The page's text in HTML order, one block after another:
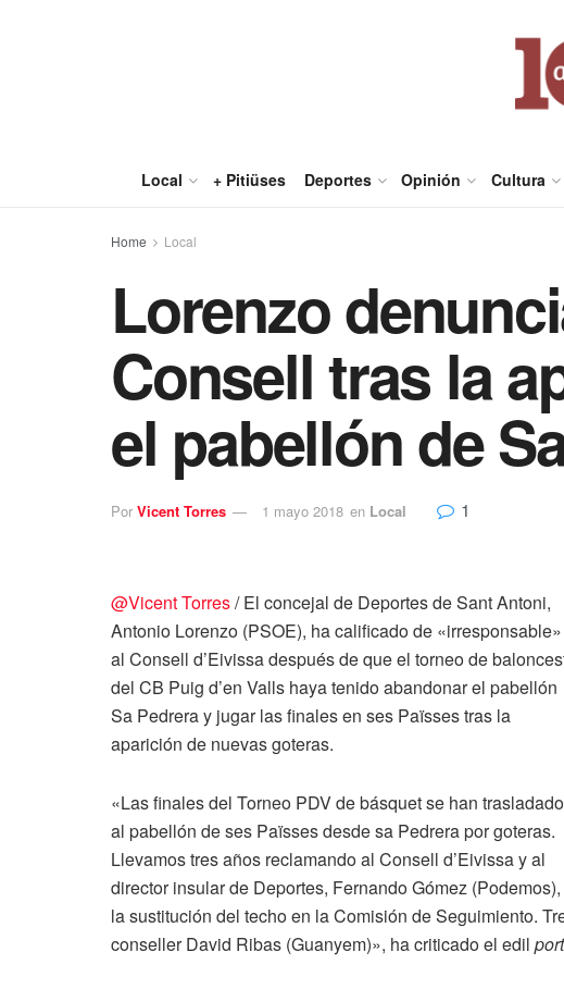
Local + Pitiüses Deportes Opinión Cultura
Home Local
Lorenzo
Consell tras la
el pabellón de
Por Vicent Torres 1 mayo 2018 en Local 1
@Vicent Torres/ El concejal de Deportes de Sant Antoni,
Antonio Lorenzo (PSOE), ha calificado de «irresponsable»
al Consell d’Eivissa después de que el torneo de
del CB Puig d’en Valls haya tenido abandonar el pabellón
Sa Pedrera y jugar las finales en ses Païsses tras la
aparición de nuevas goteras.
«Las finales del Torneo PDV de básquet se han trasladado
al pabellón de ses Païsses desde sa Pedrera por goteras.
Llevamos tres años reclamando al Consell d’Eivissa y al
director insular de Deportes, Fernando Gómez (Podemos),
la sustitución del techo en la Comisión de Seguimiento.
conseller David Ribas (Guanyem)», ha criticado el edil